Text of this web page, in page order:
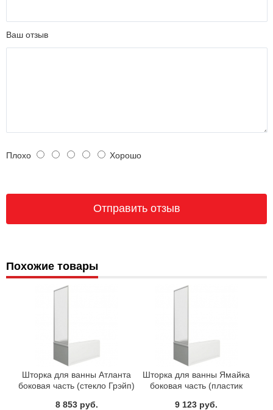
Ваш отзыв
Плохо Хорошо
Похожие товары
Шторка для ванны Атланта
боковая часть (стекло Грэйп)
8 853 руб.
Шторка для ванны Ямайка
боковая часть (пластик
9 123 руб.